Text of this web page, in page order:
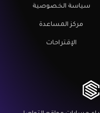
سياسة الخصوصية
مركز المساعدة
الإقتراحات